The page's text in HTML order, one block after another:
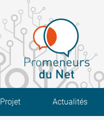
Main navigation
Projet Actualités